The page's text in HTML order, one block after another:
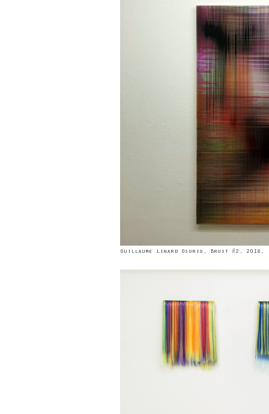
Guillaume Linard Osorio, Bruit #2, 2018,